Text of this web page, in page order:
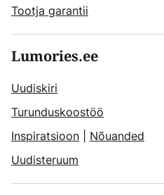
Tootja garantii
Lumories.ee
Uudiskiri
Turunduskoostöö
Inspiratsioon
Nõuanded
Uudisteruum